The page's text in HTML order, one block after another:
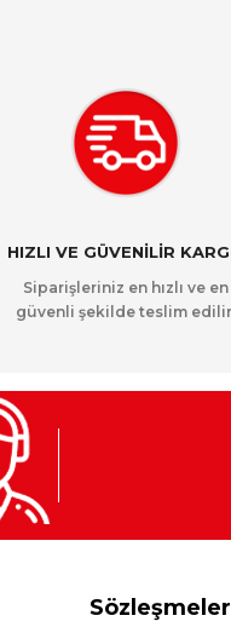
HIZLI VE GÜVENİLİR
Siparişleriniz en hızlı ve en
güvenli şekilde teslim
Sözleşmeler